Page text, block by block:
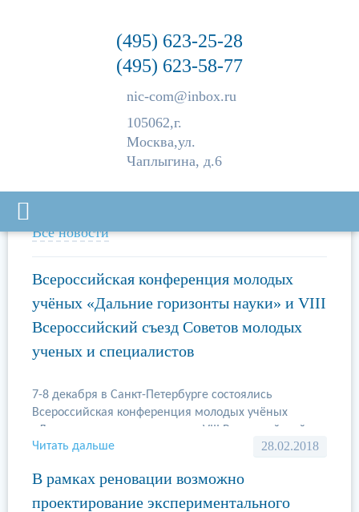
(495) 623-25-28
(495) 623-58-77
nic-com@inbox.ru
105062,г.
Москва,ул.
Чаплыгина, д.6
Все новости
Всероссийская конференция молодых
учёных «Дальние горизонты науки» и VIII
Всероссийский съезд Советов молодых
ученых и специалистов
7-8 декабря в Санкт-Петербурге состоялись
Всероссийская конференция молодых учёных
«Дальние горизонты науки» и VIII Всероссийский
съезд Советов молодых ученых и специалистов, где
выступала в качестве организатора. Целью
мероприятий было привлечь молодых ученых,
28.02.2018
Читать дальше
В рамках реновации возможно
проектирование экспериментального